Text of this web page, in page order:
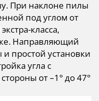
При наклоне пилы
под углом от
класса,
Направляющий
простой установки
угла с
от –1° до 47°